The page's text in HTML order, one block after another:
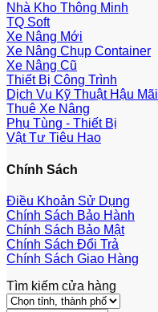
Nhà Kho Thông Minh
TQ Soft
Xe Nâng Mới
Xe Nâng Chụp Container
Xe Nâng Cũ
Thiết Bị Công Trình
Dịch Vụ Kỹ Thuật Hậu Mãi
Thuê Xe Nâng
Phụ Tùng - Thiết Bị
Vật Tư Tiêu Hao
Chính Sách
Điều Khoản Sử Dụng
Chính Sách Bảo Hành
Chính Sách Bảo Mật
Chính Sách Đổi Trả
Chính Sách Giao Hàng
Tìm kiếm cửa hàng